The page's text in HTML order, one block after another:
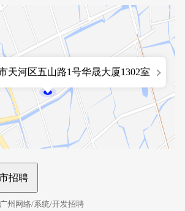
天河区五山路1号华晟大厦1302室
招聘
广州网络/系统/开发招聘